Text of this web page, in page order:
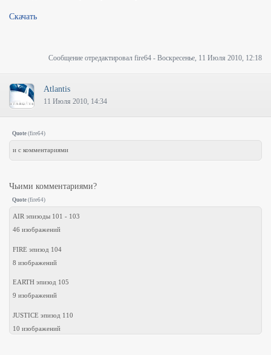
Скачать
Сообщение отредактировал fire64 - Воскресенье, 11 Июля 2010, 12:18
Atlantis
11 Июля 2010, 14:34
Quote (fire64)
и с комментариями
Чьими комментариями?
Quote (fire64)
AIR эпизоды 101 - 103
46 изображений
FIRE эпизод 104
8 изображений
EARTH эпизод 105
9 изображений
JUSTICE эпизод 110
10 изображений